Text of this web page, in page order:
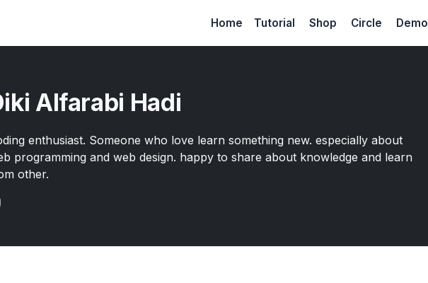
Home Tutorial Shop Circle Demo
Alfarabi Hadi
enthusiast. Someone who love learn something new. especially about
programming and web design. happy to share about knowledge and learn
other.